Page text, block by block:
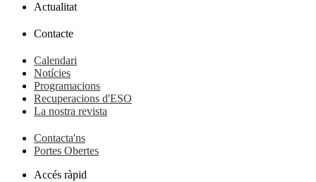
Actualitat
Contacte
Calendari
Notícies
Programacions
Recuperacions d'ESO
La nostra revista
Contacta'ns
Portes Obertes
Accés ràpid